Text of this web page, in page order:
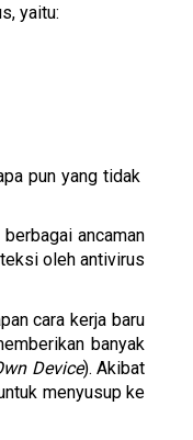
yaitu:
pun yang tidak
ancaman
oleh antivirus
cara kerja baru
banyak
Device). Akibat
menyusup ke